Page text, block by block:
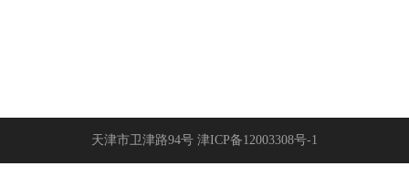
天津市卫津路94号 津ICP备12003308号-1